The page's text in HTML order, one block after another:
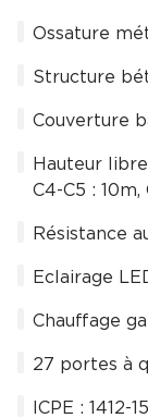
Ossature
Structure
Couverture
Hauteur libre
C4-C5 : 10m,
Résistance
Eclairage
Chauffage
27 portes à
ICPE : 1412-